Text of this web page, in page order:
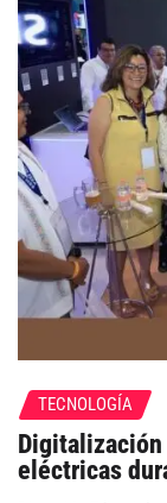
TECNOLOGÍA
eléctricas